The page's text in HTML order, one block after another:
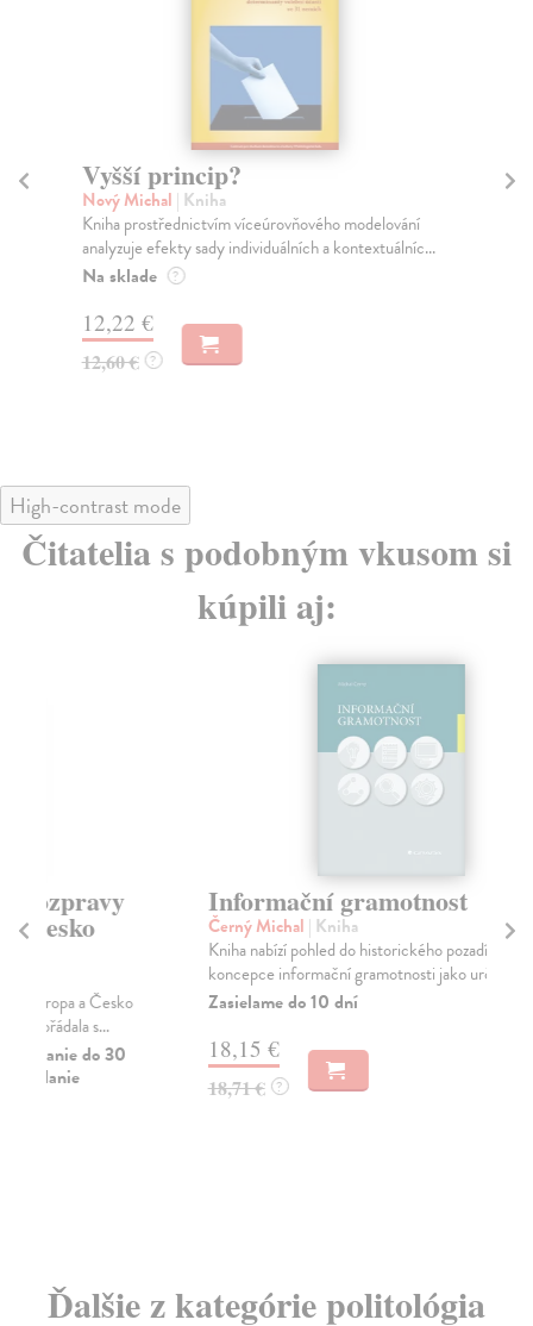
Vyšší princip?
Nový Michal| Kniha
Kniha prostřednictvím víceúrovňového modelování
analyzuje efekty sady individuálních a kontextuálníc...
Na sklade ?
12,22 €
12,60 € ?
High-contrast mode
Čitatelia s podobným vkusom si
kúpili aj:
Informační gramotnost
Černý Michal
| Kniha
Kniha nabízí pohled do historického pozadí formulování
koncepce informační gramotnosti jako určitého...
Zasielame do 10 dní
18,15 €
18,71 €
Ďalšie z kategórie politológia